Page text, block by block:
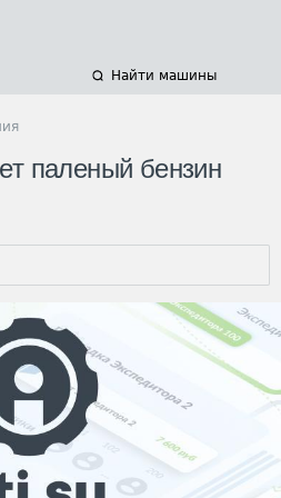
Найти машины
паленый бензин